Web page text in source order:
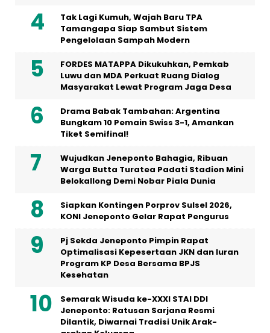
Tak Lagi Kumuh, Wajah Baru TPA
Tamangapa Siap Sambut Sistem
Pengelolaan Sampah Modern
FORDES MATAPPA Dikukuhkan, Pemkab
Luwu dan MDA Perkuat Ruang Dialog
Masyarakat Lewat Program Jaga Desa
Drama Babak Tambahan: Argentina
Bungkam 10 Pemain Swiss 3-1, Amankan
Tiket Semifinal!
Wujudkan Jeneponto Bahagia, Ribuan
Warga Butta Turatea Padati Stadion Mini
Belokallong Demi Nobar Piala Dunia
Siapkan Kontingen Porprov Sulsel 2026,
KONI Jeneponto Gelar Rapat Pengurus
Pj Sekda Jeneponto Pimpin Rapat
Optimalisasi Kepesertaan JKN dan Iuran
Program KP Desa Bersama BPJS
Kesehatan
Semarak Wisuda ke-XXXI STAI DDI
Jeneponto: Ratusan Sarjana Resmi
Dilantik, Diwarnai Tradisi Unik Arak-